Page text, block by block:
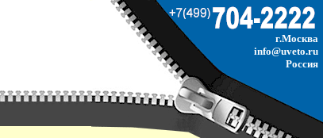
г.Москва
info@uveto.ru
Россия